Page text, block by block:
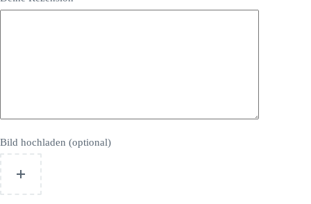
Bild hochladen (optional)